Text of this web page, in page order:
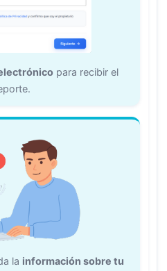
para recibir el
la información sobre tu